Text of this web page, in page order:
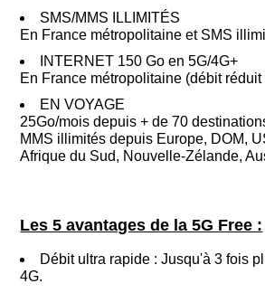
SMS/MMS ILLIMITÉS
En France métropolitaine et SMS
INTERNET 150 Go en 5G/4G+
En France métropolitaine (débit
EN VOYAGE
25Go/mois depuis + de 70
MMS illimités depuis Europe, DOM,
Afrique du Sud, Nouvelle-Zélande,
Les 5 avantages de la 5G Free :
Débit ultra rapide : Jusqu'à 3 fois
4G.